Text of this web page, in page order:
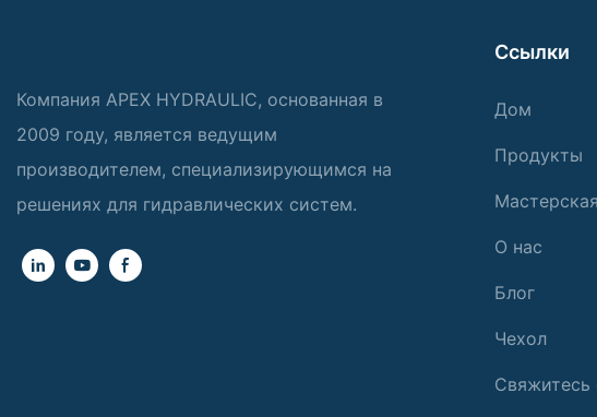
Компания APEX HYDRAULIC, основанная в
2009 году, является ведущим
производителем, специализирующимся на
решениях для гидравлических систем.
Ссылки
Дом
Продукты
Мастерская
О нас
Блог
Чехол
Свяжитесь